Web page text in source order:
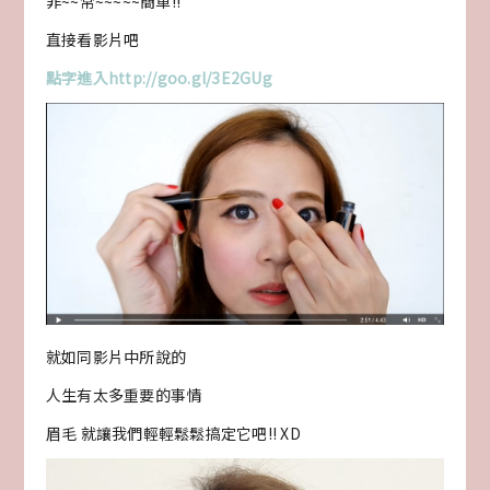
直接看影片吧
點字進入http://goo.gl/3E2GUg
就如同影片中所說的
人生有太多重要的事情
眉毛 就讓我們輕輕鬆鬆搞定它吧!! XD